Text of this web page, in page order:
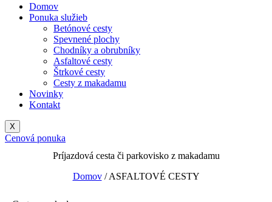
Domov
Ponuka služieb
Betónové cesty
Spevnené plochy
Chodníky a obrubníky
Asfaltové cesty
Štrkové cesty
Cesty z makadamu
Novinky
Kontakt
X
Cenová ponuka
Príjazdová cesta či parkovisko z makadamu
Domov/ ASFALTOVÉ CESTY